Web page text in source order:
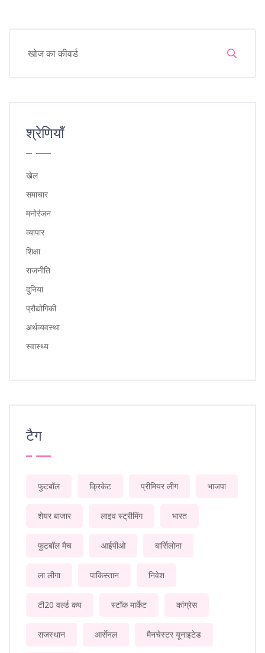
श्रेणियाँ
खेल
समाचार
मनोरंजन
व्यापार
शिक्षा
राजनीति
दुनिया
प्रौद्योगिकी
अर्थव्यवस्था
स्वास्थ्य
टैग
फुटबॉल क्रिकेट प्रीमियर लीग भाजपा
शेयर बाजार लाइव स्ट्रीमिंग भारत
फुटबॉल मैच आईपीओ बार्सिलोना
ला लीगा पाकिस्तान निवेश
टी20 वर्ल्ड कप स्टॉक मार्केट कांग्रेस
राजस्थान आर्सेनल मैनचेस्टर यूनाइटेड